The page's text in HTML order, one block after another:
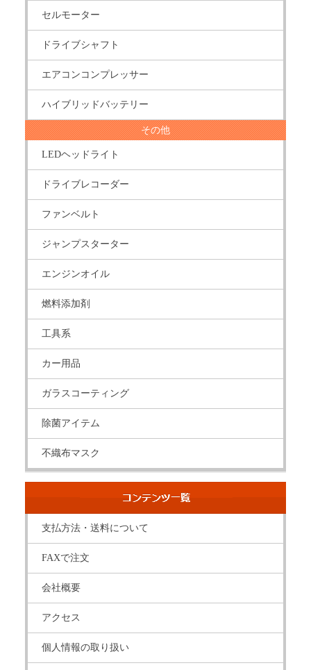
セルモーター
ドライブシャフト
エアコンコンプレッサー
ハイブリッドバッテリー
その他
LEDヘッドライト
ドライブレコーダー
ファンベルト
ジャンプスターター
エンジンオイル
燃料添加剤
工具系
カー用品
ガラスコーティング
除菌アイテム
不織布マスク
支払方法・送料について
FAXで注文
会社概要
アクセス
個人情報の取り扱い